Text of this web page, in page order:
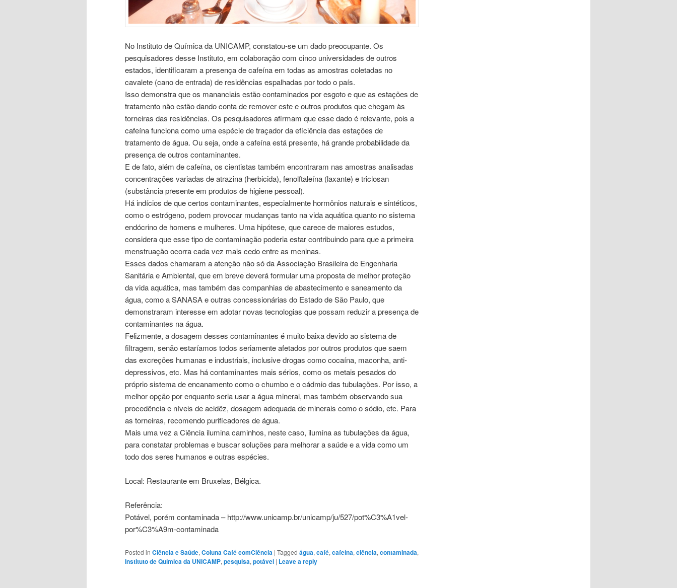
No Instituto de Química da UNICAMP, constatou-se um dado preocupante. Os
pesquisadores desse Instituto, em colaboração com cinco universidades de outros
estados, identificaram a presença de cafeína em todas as amostras coletadas no
cavalete (cano de entrada) de residências espalhadas por todo o país.
Isso demonstra que os mananciais estão contaminados por esgoto e que as estações de
tratamento não estão dando conta de remover este e outros produtos que chegam às
torneiras das residências. Os pesquisadores afirmam que esse dado é relevante, pois a
cafeína funciona como uma espécie de traçador da eficiência das estações de
tratamento de água. Ou seja, onde a cafeína está presente, há grande probabilidade da
presença de outros contaminantes.
E de fato, além de cafeína, os cientistas também encontraram nas amostras analisadas
concentrações variadas de atrazina (herbicida), fenolftaleína (laxante) e triclosan
(substância presente em produtos de higiene pessoal).
Há indícios de que certos contaminantes, especialmente hormônios naturais e sintéticos,
como o estrógeno, podem provocar mudanças tanto na vida aquática quanto no sistema
endócrino de homens e mulheres. Uma hipótese, que carece de maiores estudos,
considera que esse tipo de contaminação poderia estar contribuindo para que a primeira
menstruação ocorra cada vez mais cedo entre as meninas.
Esses dados chamaram a atenção não só da Associação Brasileira de Engenharia
Sanitária e Ambiental, que em breve deverá formular uma proposta de melhor proteção
da vida aquática, mas também das companhias de abastecimento e saneamento da
água, como a SANASA e outras concessionárias do Estado de São Paulo, que
demonstraram interesse em adotar novas tecnologias que possam reduzir a presença de
contaminantes na água.
Felizmente, a dosagem desses contaminantes é muito baixa devido ao sistema de
filtragem, senão estaríamos todos seriamente afetados por outros produtos que saem
das excreções humanas e industriais, inclusive drogas como cocaína, maconha, anti-
depressivos, etc. Mas há contaminantes mais sérios, como os metais pesados do
próprio sistema de encanamento como o chumbo e o cádmio das tubulações. Por isso, a
melhor opção por enquanto seria usar a água mineral, mas também observando sua
procedência e níveis de acidêz, dosagem adequada de minerais como o sódio, etc. Para
as torneiras, recomendo purificadores de água.
Mais uma vez a Ciência ilumina caminhos, neste caso, ilumina as tubulações da água,
para constatar problemas e buscar soluções para melhorar a saúde e a vida como um
todo dos seres humanos e outras espécies.
Local: Restaurante em Bruxelas, Bélgica.
Referência:
Potável, porém contaminada – http://www.unicamp.br/unicamp/ju/527/pot%C3%A1vel-
por%C3%A9m-contaminada
Posted in Ciência e Saúde, Coluna Café comCiência | Tagged água, café, cafeína, ciência, contaminada,
Instituto de Química da UNICAMP, pesquisa, potável | Leave a reply